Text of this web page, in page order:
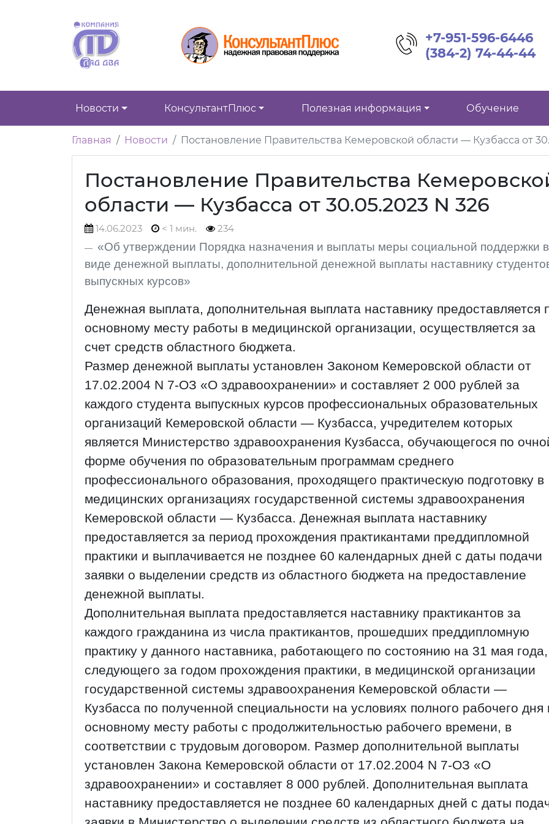
+7-951-596-6446
(384-2) 74-44-44
Новости КонсультантПлюс Полезная информация Обучение
Главная Новости Постановление Правительства Кемеровской области — Кузбасса от
Постановление Правительства
области — Кузбасса от 30.05.2023 N 326
14.06.2023 < 1 мин. 234
«Об утверждении Порядка назначения и выплаты меры социальной поддержки в
виде денежной выплаты, дополнительной денежной выплаты наставнику
выпускных курсов»
Денежная выплата, дополнительная выплата наставнику предоставляется
основному месту работы в медицинской организации, осуществляется за
счет средств областного бюджета.
Размер денежной выплаты установлен Законом Кемеровской области от
17.02.2004 N 7-ОЗ «О здравоохранении» и составляет 2 000 рублей за
каждого студента выпускных курсов профессиональных образовательных
организаций Кемеровской области — Кузбасса, учредителем которых
является Министерство здравоохранения Кузбасса, обучающегося по
форме обучения по образовательным программам среднего
профессионального образования, проходящего практическую подготовку в
медицинских организациях государственной системы здравоохранения
Кемеровской области — Кузбасса. Денежная выплата наставнику
предоставляется за период прохождения практикантами преддипломной
практики и выплачивается не позднее 60 календарных дней с даты подачи
заявки о выделении средств из областного бюджета на предоставление
денежной выплаты.
Дополнительная выплата предоставляется наставнику практикантов за
каждого гражданина из числа практикантов, прошедших преддипломную
практику у данного наставника, работающего по состоянию на 31 мая года,
следующего за годом прохождения практики, в медицинской организации
государственной системы здравоохранения Кемеровской области —
Кузбасса по полученной специальности на условиях полного рабочего дня
основному месту работы с продолжительностью рабочего времени, в
соответствии с трудовым договором. Размер дополнительной выплаты
установлен Закона Кемеровской области от 17.02.2004 N 7-ОЗ «О
здравоохранении» и составляет 8 000 рублей. Дополнительная выплата
наставнику предоставляется не позднее 60 календарных дней с даты